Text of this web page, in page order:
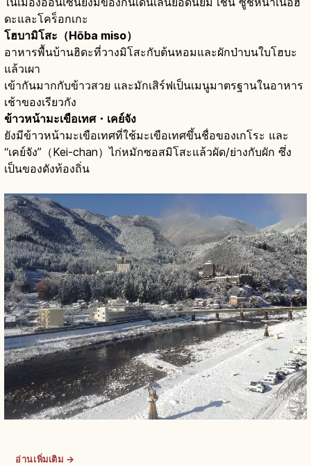
ดะและโคร็อกเกะ
โฮบามิโสะ（Hōba miso）
อาหารพื้นบ้านฮิดะที่วางมิโสะกับต้นหอมและผักป่าบนใบโฮบะ
แล้วเผา
เข้ากันมากกับข้าวสวย และมักเสิร์ฟเป็นเมนูมาตรฐานในอาหาร
เช้าของเรียวกัง
ข้าวหน้ามะเขือเทศ・เคย์จัง
ยังมีข้าวหน้ามะเขือเทศที่ใช้มะเขือเทศขึ้นชื่อของเกโระ และ
“เคย์จัง”（Kei-chan）ไก่หมักซอสมิโสะแล้วผัด/ย่างกับผัก ซึ่ง
เป็นของดังท้องถิ่น
อ่านเพิ่มเติม →